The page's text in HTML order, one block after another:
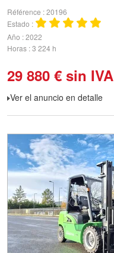
Référence 20196
Estado
Año 2022
Horas 3 224 h
29 880 € sin IVA
Ver el anuncio en detalle